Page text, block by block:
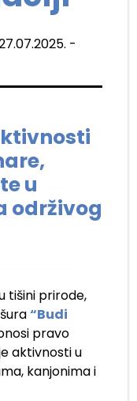
-
u
održivog
tišini prirode,
“Budi
pravo
aktivnosti u
kanjonima i